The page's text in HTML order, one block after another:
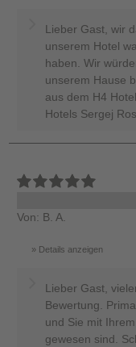
Lieber Gast, wir
unserem Hotel
haben. Wir
unserem Hause
aus dem H4
Hotels Sergej
Von: B. A.
Details anzeigen
Lieber Gast,
Bewertung.
und Sie mit
gewesen sind.